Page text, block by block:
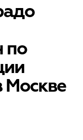
по
Москве